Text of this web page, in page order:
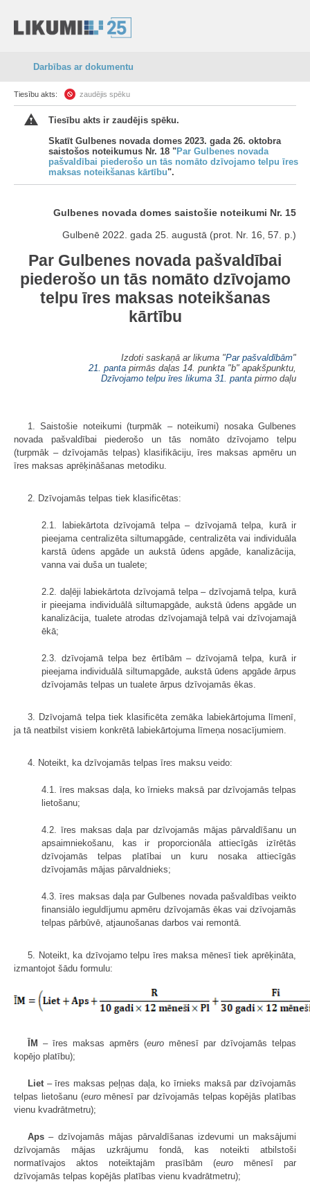
Darbības ar dokumentu
Tiesību akts: zaudējis spēku
Tiesību akts ir zaudējis spēku.
Skatīt Gulbenes novada domes 2023. gada 26. oktobra
saistošos noteikumus Nr. 18 "Par Gulbenes novada
pašvaldībai piederošo un tās nomāto dzīvojamo telpu īres
maksas noteikšanas kārtību".
Gulbenes novada domes saistošie noteikumi Nr. 15
Gulbenē 2022. gada 25. augustā (prot. Nr. 16, 57. p.)
Par Gulbenes novada pašvaldībai
piederošo un tās nomāto dzīvojamo
telpu īres maksas noteikšanas
kārtību
Izdoti saskaņā ar likuma "Par pašvaldībām"
21. panta pirmās daļas 14. punkta "b" apakšpunktu,
Dzīvojamo telpu īres likuma 31. panta pirmo daļu
1. Saistošie noteikumi (turpmāk – noteikumi) nosaka Gulbenes
novada pašvaldībai piederošo un tās nomāto dzīvojamo telpu
(turpmāk – dzīvojamās telpas) klasifikāciju, īres maksas apmēru un
īres maksas aprēķināšanas metodiku.
2. Dzīvojamās telpas tiek klasificētas:
2.1. labiekārtota dzīvojamā telpa – dzīvojamā telpa, kurā ir
pieejama centralizēta siltumapgāde, centralizēta vai individuāla
karstā ūdens apgāde un aukstā ūdens apgāde, kanalizācija,
vanna vai duša un tualete;
2.2. daļēji labiekārtota dzīvojamā telpa – dzīvojamā telpa, kurā
ir pieejama individuālā siltumapgāde, aukstā ūdens apgāde un
kanalizācija, tualete atrodas dzīvojamajā telpā vai dzīvojamajā
ēkā;
2.3. dzīvojamā telpa bez ērtībām – dzīvojamā telpa, kurā ir
pieejama individuālā siltumapgāde, aukstā ūdens apgāde ārpus
dzīvojamās telpas un tualete ārpus dzīvojamās ēkas.
3. Dzīvojamā telpa tiek klasificēta zemāka labiekārtojuma līmenī,
ja tā neatbilst visiem konkrētā labiekārtojuma līmeņa nosacījumiem.
4. Noteikt, ka dzīvojamās telpas īres maksu veido:
4.1. īres maksas daļa, ko īrnieks maksā par dzīvojamās telpas
lietošanu;
4.2. īres maksas daļa par dzīvojamās mājas pārvaldīšanu un
apsaimniekošanu, kas ir proporcionāla attiecīgās izīrētās
dzīvojamās telpas platībai un kuru nosaka attiecīgās
dzīvojamās mājas pārvaldnieks;
4.3. īres maksas daļa par Gulbenes novada pašvaldības veikto
finansiālo ieguldījumu apmēru dzīvojamās ēkas vai dzīvojamās
telpas pārbūvē, atjaunošanas darbos vai remontā.
5. Noteikt, ka dzīvojamo telpu īres maksa mēnesī tiek aprēķināta,
izmantojot šādu formulu:
ĪM – īres maksas apmērs (euro mēnesī par dzīvojamās telpas
kopējo platību);
Liet – īres maksas peļņas daļa, ko īrnieks maksā par dzīvojamās
telpas lietošanu (euromēnesī par dzīvojamās telpas kopējās platības
vienu kvadrātmetru);
Aps – dzīvojamās mājas pārvaldīšanas izdevumi un maksājumi
dzīvojamās mājas uzkrājumu fondā, kas noteikti atbilstoši
normatīvajos aktos noteiktajām prasībām (euro mēnesī par
dzīvojamās telpas kopējās platības vienu kvadrātmetru);